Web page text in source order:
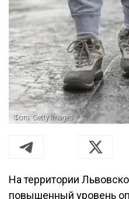
Фото: Getty Images
На территории
повышенный уровень